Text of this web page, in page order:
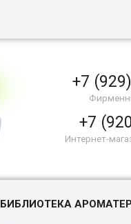
+7
+7
Интернет-
БИБЛИОТЕКА